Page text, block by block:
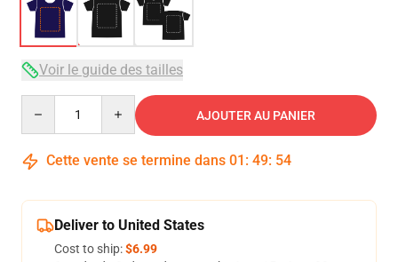
Voir le guide des tailles
AJOUTER AU PANIER
Cette vente se termine dans 01 : 49: 54
Deliver to United States
Cost to ship:$6.99